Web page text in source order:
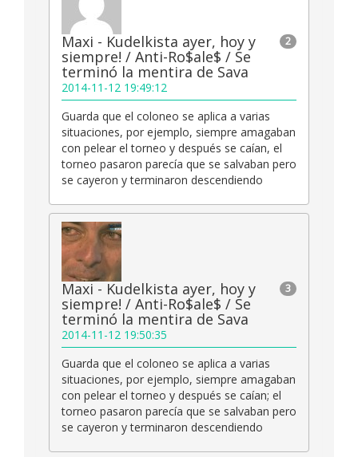
2
Maxi - Kudelkista ayer, hoy y
siempre! / Anti-Ro$ale$ / Se
terminó la mentira de Sava
2014-11-12 19:49:12
Guarda que el coloneo se aplica a varias
situaciones, por ejemplo, siempre amagaban
con pelear el torneo y después se caían, el
torneo pasaron parecía que se salvaban pero
se cayeron y terminaron descendiendo
3
Maxi - Kudelkista ayer, hoy y
siempre! / Anti-Ro$ale$ / Se
terminó la mentira de Sava
2014-11-12 19:50:35
Guarda que el coloneo se aplica a varias
situaciones, por ejemplo, siempre amagaban
con pelear el torneo y después se caían; el
torneo pasaron parecía que se salvaban pero
se cayeron y terminaron descendiendo